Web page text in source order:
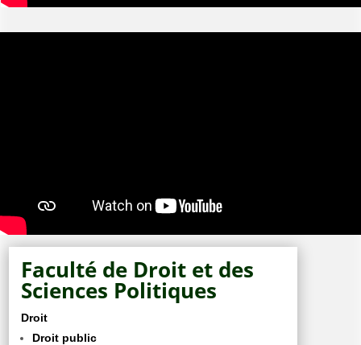
Faculté de Droit et des
Sciences Politiques
Droit
Droit public